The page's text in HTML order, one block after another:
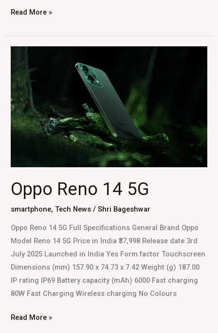
Read More »
Oppo Reno 14 5G
smartphone,Tech News /Shri Bageshwar
Oppo Reno 14 5G Full Specifications General Brand Oppo
Model Reno 14 5G Price in India ₹37,998 Release date 3rd
July 2025 Launched in India Yes Form factor Touchscreen
Dimensions (mm) 157.90 x 74.73 x 7.42 Weight (g) 187.00
IP rating IP69 Battery capacity (mAh) 6000 Fast charging
80W Fast Charging Wireless charging No Colours
5G
Read More »